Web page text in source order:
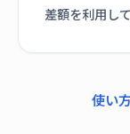
差額を利用し
使い